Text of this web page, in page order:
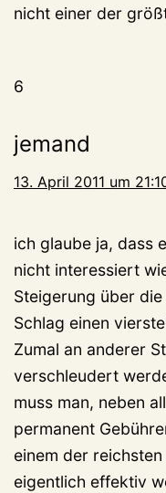
nicht einer der
6
jemand
13. April 2011 um
ich glaube ja, dass
nicht interessiert
Steigerung über
Schlag einen
Zumal an anderer
verschleudert
muss man, neben
permanent
einem der
eigentlich effektiv